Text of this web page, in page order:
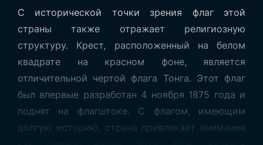
С исторической точки зрения флаг этой
страны также отражает религиозную
структуру. Крест, расположенный на белом
квадрате на красном фоне, является
отличительной чертой флага Тонга. Этот флаг
был впервые разработан 4 ноября 1875 года и
поднят на флагштоке. С флагом, имеющим
долгую историю, страна привлекает внимание